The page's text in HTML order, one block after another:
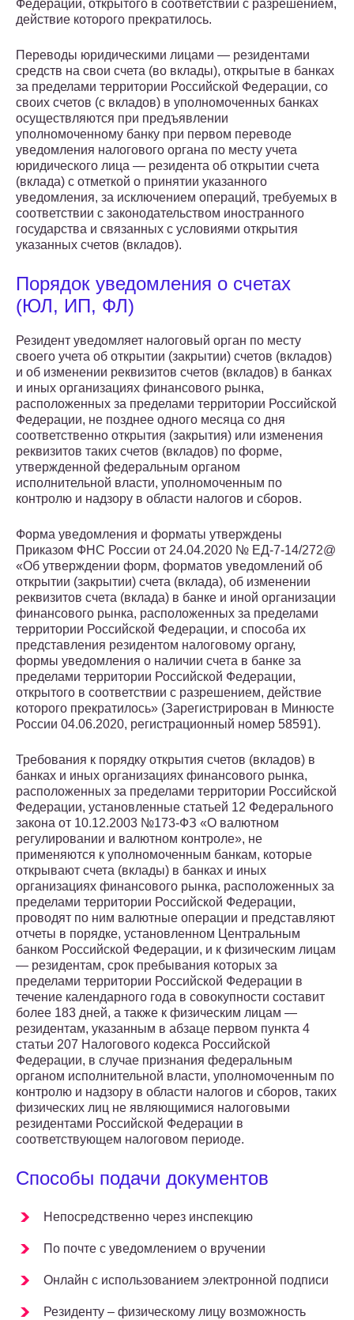
Федерации, открытого в соответствии с разрешением,
действие которого прекратилось.
Переводы юридическими лицами — резидентами
средств на свои счета (во вклады), открытые в банках
за пределами территории Российской Федерации, со
своих счетов (с вкладов) в уполномоченных банках
осуществляются при предъявлении
уполномоченному банку при первом переводе
уведомления налогового органа по месту учета
юридического лица — резидента об открытии счета
(вклада) с отметкой о принятии указанного
уведомления, за исключением операций, требуемых в
соответствии с законодательством иностранного
государства и связанных с условиями открытия
указанных счетов (вкладов).
Порядок уведомления о счетах
(ЮЛ, ИП, ФЛ)
Резидент уведомляет налоговый орган по месту
своего учета об открытии (закрытии) счетов (вкладов)
и об изменении реквизитов счетов (вкладов) в банках
и иных организациях финансового рынка,
расположенных за пределами территории Российской
Федерации, не позднее одного месяца со дня
соответственно открытия (закрытия) или изменения
реквизитов таких счетов (вкладов) по форме,
утвержденной федеральным органом
исполнительной власти, уполномоченным по
контролю и надзору в области налогов и сборов.
Форма уведомления и форматы утверждены
Приказом ФНС России от 24.04.2020 № ЕД-7-14/272@
«Об утверждении форм, форматов уведомлений об
открытии (закрытии) счета (вклада), об изменении
реквизитов счета (вклада) в банке и иной организации
финансового рынка, расположенных за пределами
территории Российской Федерации, и способа их
представления резидентом налоговому органу,
формы уведомления о наличии счета в банке за
пределами территории Российской Федерации,
открытого в соответствии с разрешением, действие
которого прекратилось» (Зарегистрирован в Минюсте
России 04.06.2020, регистрационный номер 58591).
Требования к порядку открытия счетов (вкладов) в
банках и иных организациях финансового рынка,
расположенных за пределами территории Российской
Федерации, установленные статьей 12 Федерального
закона от 10.12.2003 №173-ФЗ «О валютном
регулировании и валютном контроле», не
применяются к уполномоченным банкам, которые
открывают счета (вклады) в банках и иных
организациях финансового рынка, расположенных за
пределами территории Российской Федерации,
проводят по ним валютные операции и представляют
отчеты в порядке, установленном Центральным
банком Российской Федерации, и к физическим лицам
— резидентам, срок пребывания которых за
пределами территории Российской Федерации в
течение календарного года в совокупности составит
более 183 дней, а также к физическим лицам —
резидентам, указанным в абзаце первом пункта 4
статьи 207 Налогового кодекса Российской
Федерации, в случае признания федеральным
органом исполнительной власти, уполномоченным по
контролю и надзору в области налогов и сборов, таких
физических лиц не являющимися налоговыми
резидентами Российской Федерации в
соответствующем налоговом периоде.
Способы подачи документов
Непосредственно через инспекцию
По почте с уведомлением о вручении
Онлайн с использованием электронной подписи
Резиденту – физическому лицу возможность